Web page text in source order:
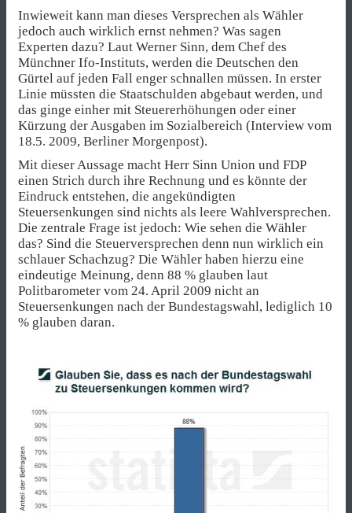
Inwieweit kann man dieses Versprechen als Wähler
jedoch auch wirklich ernst nehmen? Was sagen
Experten dazu? Laut Werner Sinn, dem Chef des
Münchner Ifo-Instituts, werden die Deutschen den
Gürtel auf jeden Fall enger schnallen müssen. In erster
Linie müssten die Staatschulden abgebaut werden, und
das ginge einher mit Steuererhöhungen oder einer
Kürzung der Ausgaben im Sozialbereich (Interview vom
18.5. 2009, Berliner Morgenpost).
Mit dieser Aussage macht Herr Sinn Union und FDP
einen Strich durch ihre Rechnung und es könnte der
Eindruck entstehen, die angekündigten
Steuersenkungen sind nichts als leere Wahlversprechen.
Die zentrale Frage ist jedoch: Wie sehen die Wähler
das? Sind die Steuerversprechen denn nun wirklich ein
schlauer Schachzug? Die Wähler haben hierzu eine
eindeutige Meinung, denn 88 % glauben laut
Politbarometer vom 24. April 2009 nicht an
Steuersenkungen nach der Bundestagswahl, lediglich 10
% glauben daran.